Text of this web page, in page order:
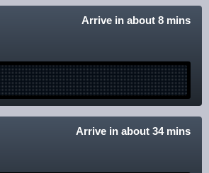
Arrive in about 8 mins
Arrive in about 34 mins